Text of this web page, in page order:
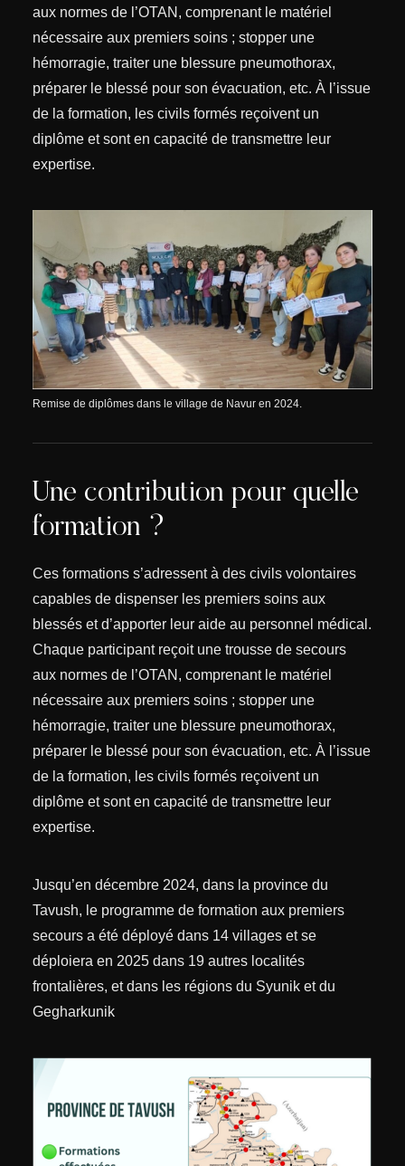
aux normes de l’OTAN, comprenant le matériel
nécessaire aux premiers soins ; stopper une
hémorragie, traiter une blessure pneumothorax,
préparer le blessé pour son évacuation, etc. À l’issue
de la formation, les civils formés reçoivent un
diplôme et sont en capacité de transmettre leur
expertise.
Remise de diplômes dans le village de Navur en 2024.
Une contribution pour quelle
formation ?
Ces formations s’adressent à des civils volontaires
capables de dispenser les premiers soins aux
blessés et d’apporter leur aide au personnel médical.
Chaque participant reçoit une trousse de secours
aux normes de l’OTAN, comprenant le matériel
nécessaire aux premiers soins ; stopper une
hémorragie, traiter une blessure pneumothorax,
préparer le blessé pour son évacuation, etc. À l’issue
de la formation, les civils formés reçoivent un
diplôme et sont en capacité de transmettre leur
expertise.
Jusqu’en décembre 2024, dans la province du
Tavush, le programme de formation aux premiers
secours a été déployé dans 14 villages et se
déploiera en 2025 dans 19 autres localités
frontalières, et dans les régions du Syunik et du
Gegharkunik